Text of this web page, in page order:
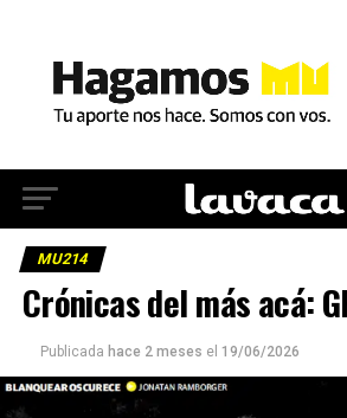
MU214
Crónicas del más acá:
Publicada hace 2 meses el 19/06/2026